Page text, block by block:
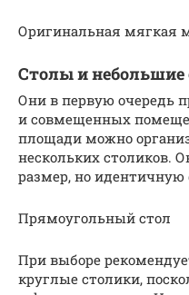
Оригинальная мягкая
Столы и небольшие
Они в первую очередь
и совмещенных
площади можно
нескольких столиков.
размер, но идентичную
Прямоугольный стол
При выборе
круглые столики,